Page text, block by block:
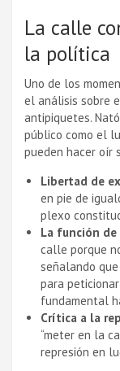
La calle
la política
Uno de los
el análisis sobre
antipiquetes.
público como el
pueden hacer oír
Libertad de
en pie de
plexo
La función
calle porque
señalando
para
fundamental
Crítica a la
“meter en la
represión en